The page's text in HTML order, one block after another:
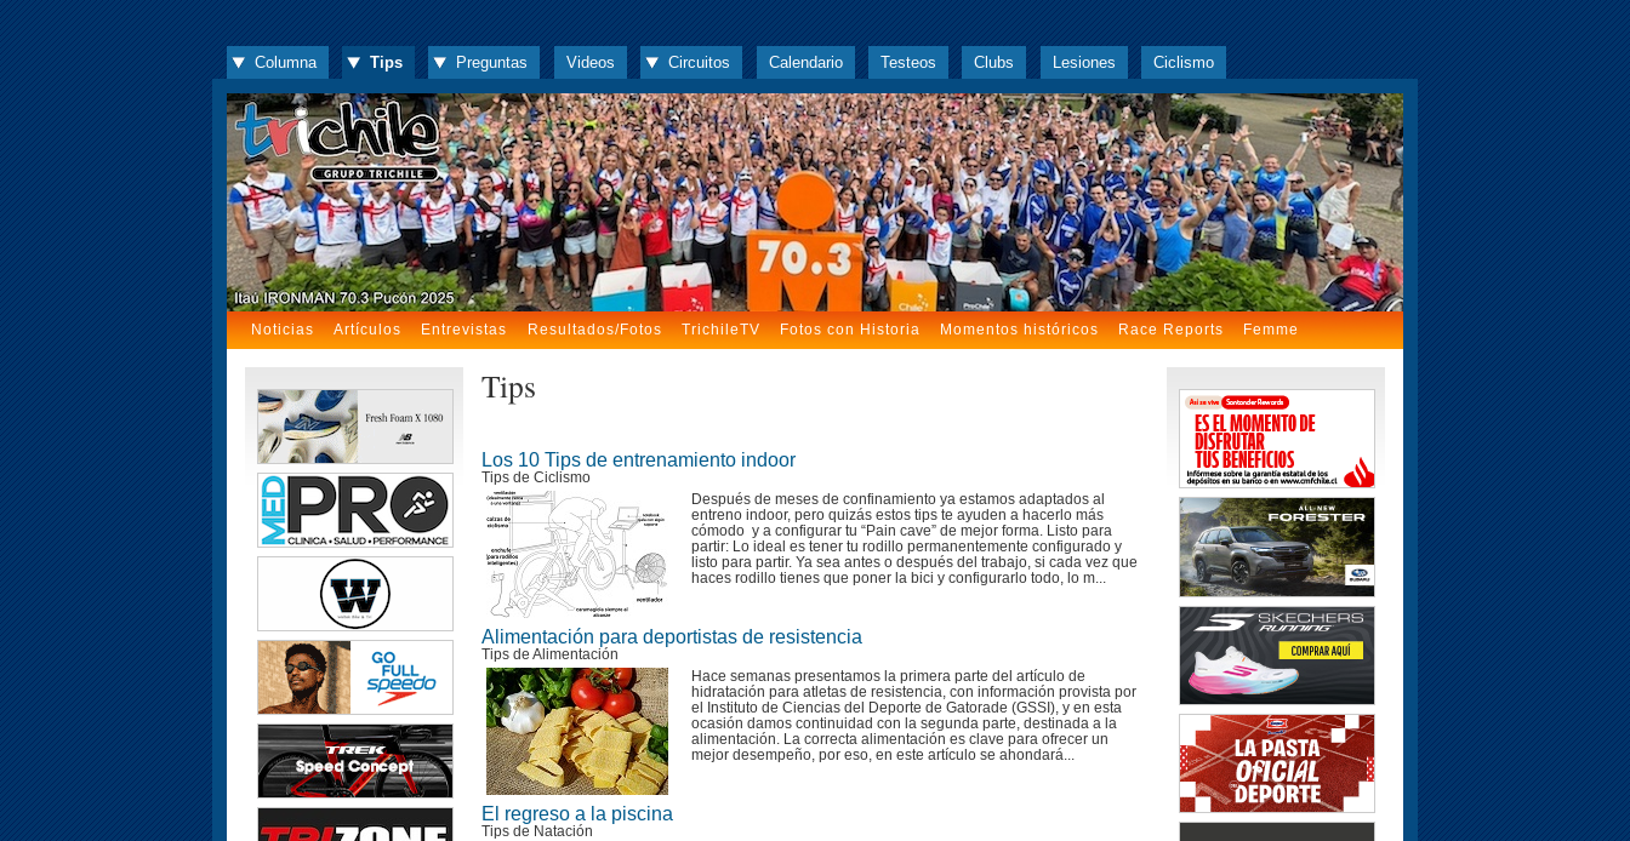
Columna Tips Preguntas Videos Circuitos Calendario Testeos Clubs Lesiones Ciclismo
Noticias Artículos Entrevistas Resultados/Fotos TrichileTV Fotos con Historia Momentos históricos Race Reports Femme
Tips
Los 10 Tips de entrenamiento indoor
Tips de Ciclismo
Después de meses de confinamiento ya estamos adaptados al
entreno indoor, pero quizás estos tips te ayuden a hacerlo más
cómodo y a configurar tu “Pain cave” de mejor forma. Listo para
partir: Lo ideal es tener tu rodillo permanentemente configurado y
listo para partir. Ya sea antes o después del trabajo, si cada vez que
haces rodillo tienes que poner la bici y configurarlo todo, lo m...
Alimentación para deportistas de resistencia
Tips de Alimentación
Hace semanas presentamos la primera parte del artículo de
hidratación para atletas de resistencia, con información provista por
el Instituto de Ciencias del Deporte de Gatorade (GSSI), y en esta
ocasión damos continuidad con la segunda parte, destinada a la
alimentación. La correcta alimentación es clave para ofrecer un
mejor desempeño, por eso, en este artículo se ahondará...
El regreso a la piscina
Tips de Natación